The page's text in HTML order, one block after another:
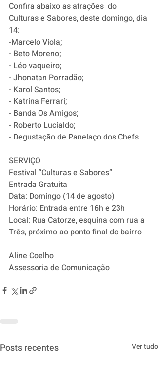
Confira abaixo as atrações  do
Culturas e Sabores, deste domingo, dia
14:
-Marcelo Viola;
- Beto Moreno;
- Léo vaqueiro;
- Jhonatan Porradão;
- Karol Santos;
- Katrina Ferrari;
- Banda Os Amigos;
- Roberto Lucialdo;
- Degustação de Panelaço dos Chefs
SERVIÇO
Festival “Culturas e Sabores”
Entrada Gratuita
Data: Domingo (14 de agosto)
Horário: Entrada entre 16h e 23h
Local: Rua Catorze, esquina com rua a
Três, próximo ao ponto final do bairro
Aline Coelho
Assessoria de Comunicação
Posts recentes Ver tudo